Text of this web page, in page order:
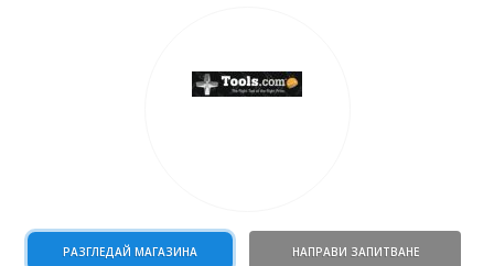
РАЗГЛЕДАЙ МАГАЗИНА НАПРАВИ ЗАПИТВАНЕ